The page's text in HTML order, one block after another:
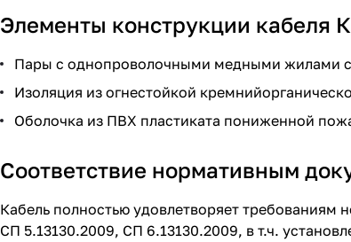
Элементы конструкции кабеля
Пары с однопроволочными медными жилами
Изоляция из огнестойкой
Оболочка из ПВХ пластиката пониженной
Соответствие нормативным
Кабель полностью удовлетворяет требованиям
СП 5.13130.2009, СП 6.13130.2009, в т.ч.